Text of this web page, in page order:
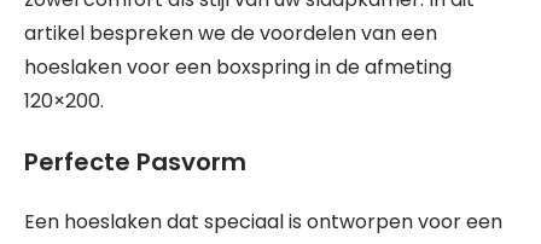
artikel bespreken we de voordelen van een
hoeslaken voor een boxspring in de afmeting
120×200.
Perfecte Pasvorm
Een hoeslaken dat speciaal is ontworpen voor een